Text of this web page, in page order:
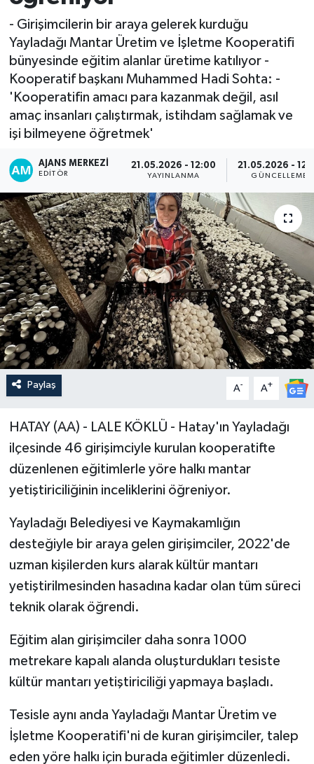
- Girişimcilerin bir araya gelerek kurduğu
Yayladağı Mantar Üretim ve İşletme Kooperatifi
bünyesinde eğitim alanlar üretime katılıyor -
Kooperatif başkanı Muhammed Hadi Sohta: -
'Kooperatifin amacı para kazanmak değil, asıl
amaç insanları çalıştırmak, istihdam sağlamak ve
işi bilmeyene öğretmek'
AJANS MERKEZI
EDITÖR
21.05.2026 - 12:00
YAYINLANMA
21.05.2026 -
GÜNCELLEME
Paylaş A- A+
HATAY (AA) - LALE KÖKLÜ - Hatay'ın Yayladağı
ilçesinde 46 girişimciyle kurulan kooperatifte
düzenlenen eğitimlerle yöre halkı mantar
yetiştiriciliğinin inceliklerini öğreniyor.
Yayladağı Belediyesi ve Kaymakamlığın
desteğiyle bir araya gelen girişimciler, 2022'de
uzman kişilerden kurs alarak kültür mantarı
yetiştirilmesinden hasadına kadar olan tüm süreci
teknik olarak öğrendi.
Eğitim alan girişimciler daha sonra 1000
metrekare kapalı alanda oluşturdukları tesiste
kültür mantarı yetiştiriciliği yapmaya başladı.
Tesisle aynı anda Yayladağı Mantar Üretim ve
İşletme Kooperatifi'ni de kuran girişimciler, talep
eden yöre halkı için burada eğitimler düzenledi.